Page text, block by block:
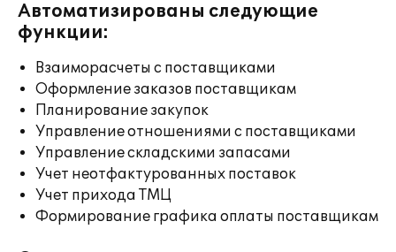
Автоматизированы следующие
функции:
Взаиморасчеты с поставщиками
Оформление заказов поставщикам
Планирование закупок
Управление отношениями с поставщиками
Управление складскими запасами
Учет неотфактурованных поставок
Учет прихода ТМЦ
Формирование графика оплаты поставщикам